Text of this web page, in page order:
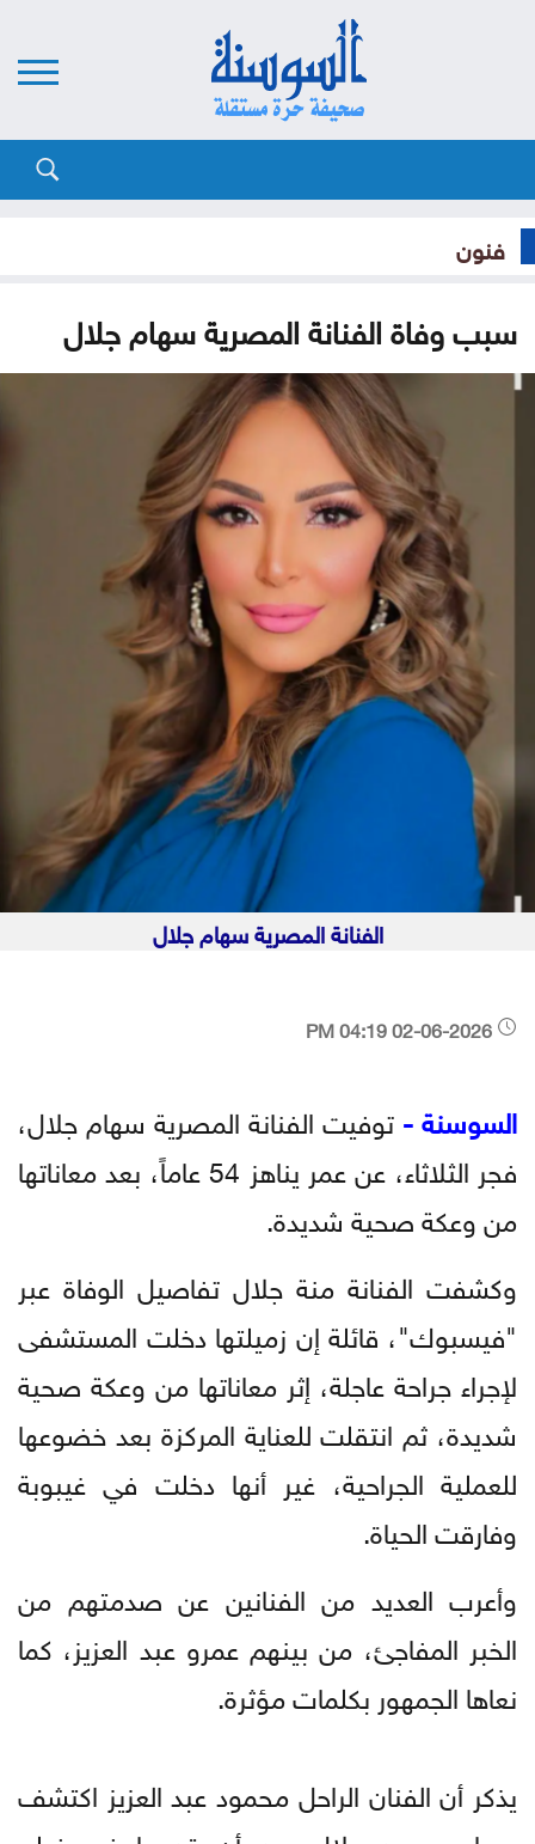
فنون
سبب وفاة الفنانة المصرية سهام جلال
الفنانة المصرية سهام جلال
السوسنة -توفيت الفنانة المصرية سهام جلال،
فجر الثلاثاء، عن عمر يناهز 54 عاماً، بعد معاناتها
من وعكة صحية شديدة.
وكشفت الفنانة منة جلال تفاصيل الوفاة عبر
"فيسبوك"، قائلة إن زميلتها دخلت المستشفى
لإجراء جراحة عاجلة، إثر معاناتها من وعكة صحية
شديدة، ثم انتقلت للعناية المركزة بعد خضوعها
للعملية الجراحية، غير أنها دخلت في غيبوبة
وفارقت الحياة.
وأعرب العديد من الفنانين عن صدمتهم من
الخبر المفاجئ، من بينهم عمرو عبد العزيز، كما
نعاها الجمهور بكلمات مؤثرة.
يذكر أن الفنان الراحل محمود عبد العزيز اكتشف